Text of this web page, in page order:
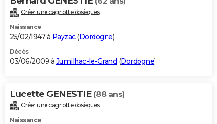
Créer une cagnotte obsèques
Naissance
25/02/1947 à Payzac(Dordogne)
Décès
03/06/2009 à Jumilhac-le-Grand (Dordogne)
Lucette GENESTIE (88 ans)
Créer une cagnotte obsèques
Naissance